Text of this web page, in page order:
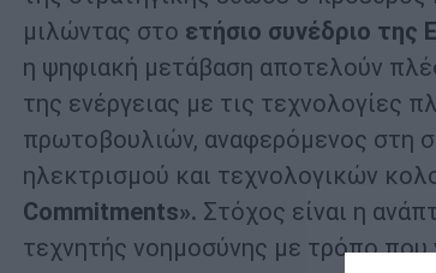
μιλώντας στο ετήσιο συνέδριο της
η ψηφιακή μετάβαση αποτελούν
της ενέργειας με τις τεχνολογίες
πρωτοβουλιών, αναφερόμενος στη
ηλεκτρισμού και τεχνολογικών
Commitments». Στόχος είναι η
τεχνητής νοημοσύνης με τρόπο που